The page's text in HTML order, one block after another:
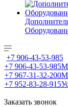
+7 906-43-53-985
+7 906-43-53-985
+7 967-31-32-200
+7 952-83-28-915
Заказать звонок